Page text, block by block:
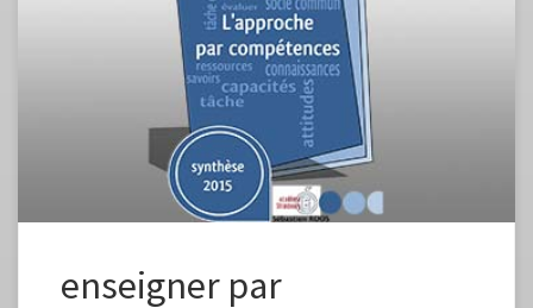
« Aujourd’hui la notion de « compétence » est l’objet de multiples
interprétations, souvent contradictoires, voire antagonistes. Pour
certains, elle est ce qui peut (re)donner sens aux connaissances
transmises par l’École quand pour d’autres elle est évacuation du
savoir. Pour d’autres encore les compétences ne sont que des
procédures évaluées […]
enseigner par